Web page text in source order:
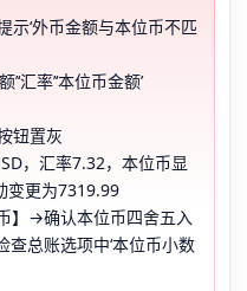
示‘外币金额与本位币不匹
汇率’‘本位币金额’
钮置灰
，汇率7.32，本位币显
变更为7319.99
】→确认本位币四舍五入
总账选项中‘本位币小数